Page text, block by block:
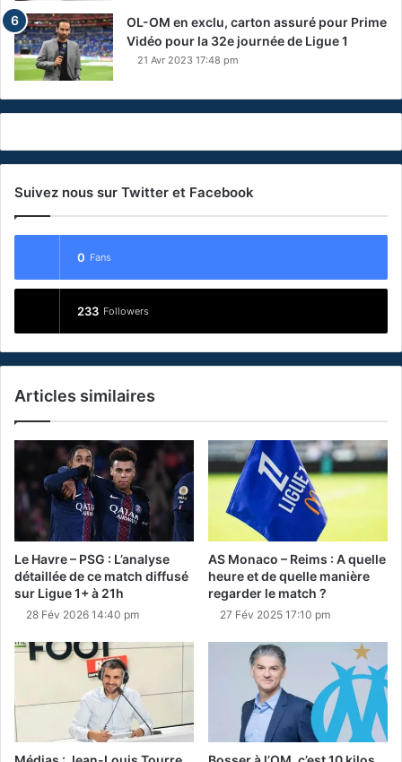
OL-OM en exclu, carton assuré pour Prime
Vidéo pour la 32e journée de Ligue 1
21 Avr 2023 17:48 pm
Suivez nous sur Twitter et Facebook
0 Fans
233 Followers
Articles similaires
Le Havre – PSG : L’analyse
détaillée de ce match diffusé
sur Ligue 1+ à 21h
28 Fév 2026 14:40 pm
AS Monaco – Reims : A quelle
heure et de quelle manière
regarder le match ?
27 Fév 2025 17:10 pm